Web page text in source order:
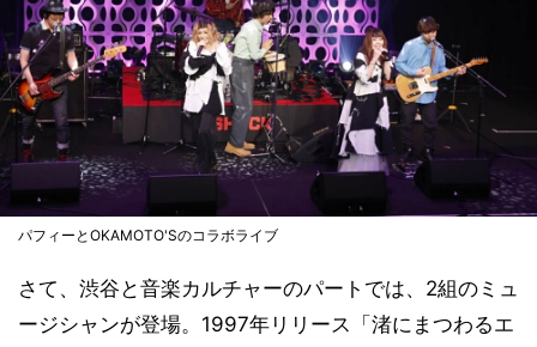
パフィーとOKAMOTO'Sのコラボライブ
さて、渋谷と音楽カルチャーのパートでは、2組のミュ
ージシャンが登場。1997年リリース「渚にまつわるエ